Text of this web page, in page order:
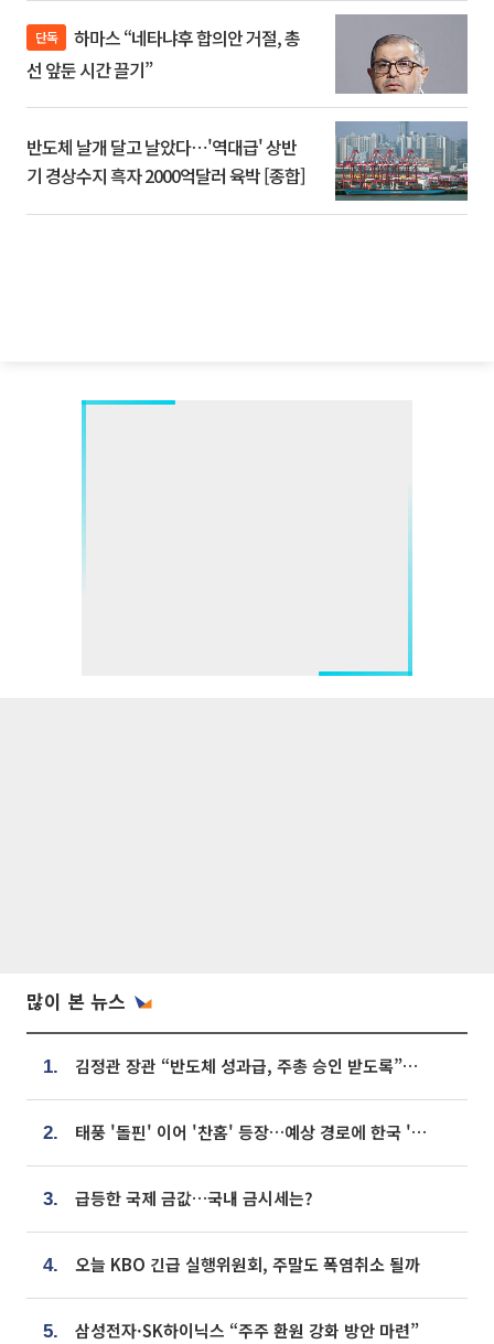
단독
선 앞둔 시간 끌기”
반도체 날개 달고 날았다⋯'역대급' 상반
기 경상수지 흑자 2000억달러 육박 [종합]
많이 본 뉴스
1. 김정관 장관 “반도체 성과급, 주총 승인 받도록”…상법·자본시장법 개정 시사
2. 태풍 '돌핀' 이어 '찬홈' 등장…예상 경로에 한국 '한숨'
3. 급등한 국제 금값…국내 금시세는?
4. 오늘 KBO 긴급 실행위원회, 주말도 폭염취소 될까
5. 삼성전자·SK하이닉스 “주주 환원 강화 방안 마련”